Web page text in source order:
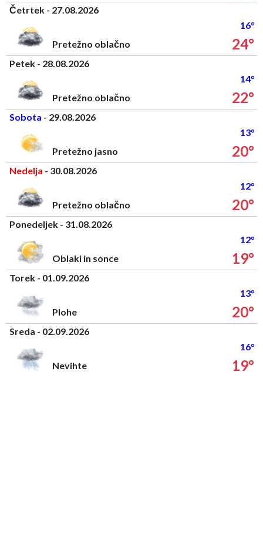
Četrtek - 27.08.2026
16°
Pretežno oblačno
24°
Petek - 28.08.2026
14°
Pretežno oblačno
22°
Sobota - 29.08.2026
13°
Pretežno jasno
20°
Nedelja - 30.08.2026
12°
Pretežno oblačno
20°
Ponedeljek - 31.08.2026
12°
Oblaki in sonce
19°
Torek - 01.09.2026
13°
Plohe
20°
Sreda - 02.09.2026
16°
Nevihte
19°